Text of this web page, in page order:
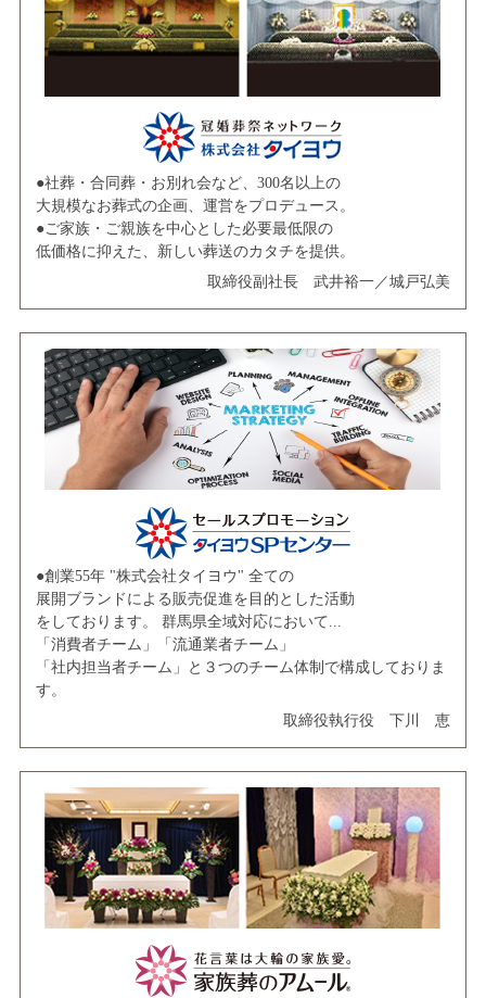
●社葬・合同葬・お別れ会など、300名以上の
大規模なお葬式の企画、運営をプロデュース。
●ご家族・ご親族を中心とした必要最低限の
低価格に抑えた、新しい葬送のカタチを提供。
取締役副社長 武井裕一／城戸弘美
●創業55年 "株式会社タイヨウ" 全ての
展開ブランドによる販売促進を目的とした活動
をしております。 群馬県全域対応において...
「消費者チーム」「流通業者チーム」
「社内担当者チーム」と３つのチーム体制で構成しておりま
す。
取締役執行役 下川 恵